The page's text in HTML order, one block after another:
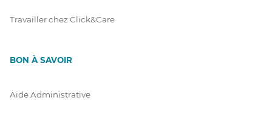
Travailler chez Click&Care
BON À SAVOIR
Aide Administrative